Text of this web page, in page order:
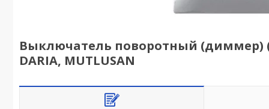
Выключатель поворотный (диммер)
DARIA, MUTLUSAN